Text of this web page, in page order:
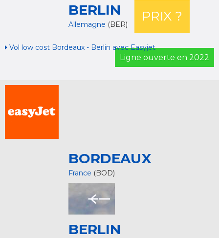
BERLIN
Allemagne (BER)
PRIX ?
Vol low cost Bordeaux - Berlin avec Easyjet
Ligne ouverte en 2022
BORDEAUX
France (BOD)
BERLIN